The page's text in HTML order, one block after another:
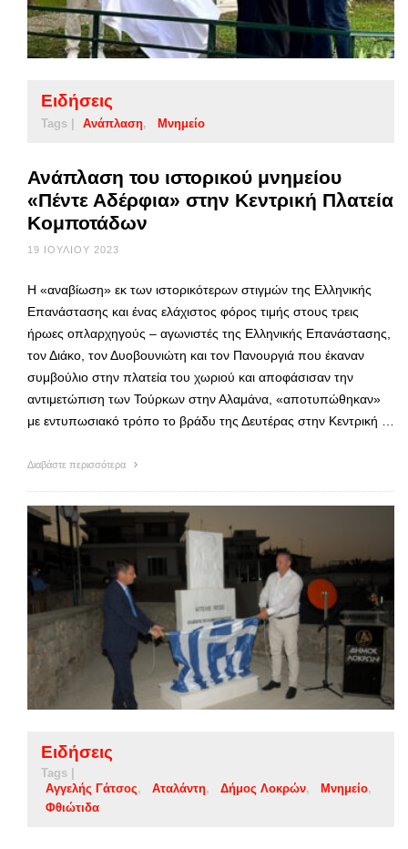
Ειδήσεις
Tags | Ανάπλαση Μνημείο
Ανάπλαση του ιστορικού μνημείου
«Πέντε Αδέρφια» στην Κεντρική Πλατεία
Κομποτάδων
19 ΙΟΥΛΊΟΥ 2023
Η «αναβίωση» εκ των ιστορικότερων στιγμών της Ελληνικής
Επανάστασης και ένας ελάχιστος φόρος τιμής στους τρεις
ήρωες οπλαρχηγούς – αγωνιστές της Ελληνικής Επανάστασης,
τον Διάκο, τον Δυοβουνιώτη και τον Πανουργιά που έκαναν
συμβούλιο στην πλατεία του χωριού και αποφάσισαν την
αντιμετώπιση των Τούρκων στην Αλαμάνα, «αποτυπώθηκαν»
με εντυπωσιακό τρόπο το βράδυ της Δευτέρας στην Κεντρική …
Διαβάστε περισσότερα
Ειδήσεις
Tags |
Αγγελής Γάτσος
Αταλάντη Δήμος Λοκρών
Μνημείο
Φθιώτιδα